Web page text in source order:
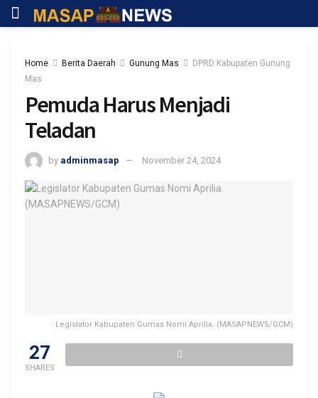
Home Berita Daerah Gunung Mas
DPRD Kabupaten Gunung
Mas
Pemuda Harus Menjadi
Teladan
by adminmasap November 24, 2024
Legislator Kabupaten Gumas Nomi Aprilia. (MASAPNEWS/GCM)
27
SHARES